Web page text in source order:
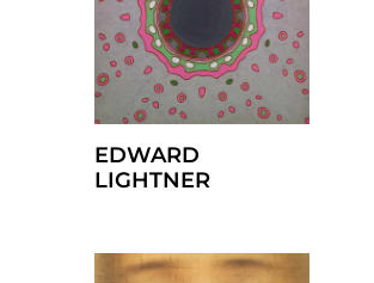
EDWARD
LIGHTNER